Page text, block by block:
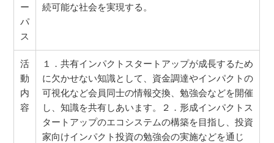
ー
パ
ス
続可能な社会を実現する。
活
動
内
容
１．共有インパクトスタートアップが成長するため
に欠かせない知識として、資金調達やインパクトの
可視化など会員同士の情報交換、勉強会などを開催
し、知識を共有しあいます。２．形成インパクトス
タートアップのエコシステムの構築を目指し、投資
家向けインパクト投資の勉強会の実施などを通じ